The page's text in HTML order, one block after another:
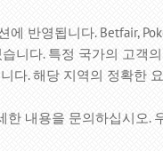
에 반영됩니다. Betfair,
니다. 특정 국가의 고객
다. 해당 지역의 정확한
한 내용을 문의하십시오.